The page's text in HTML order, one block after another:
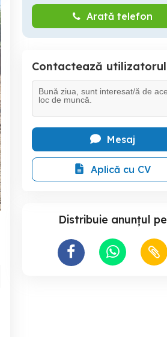
Arată telefon
Contactează utilizatorul
Mesaj
Aplică cu CV
Distribuie anunțul pe